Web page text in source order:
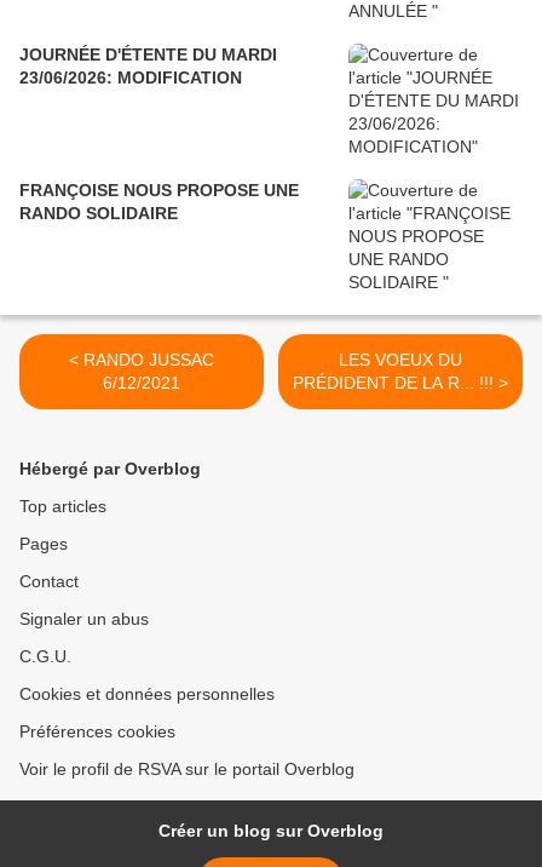
JOURNÉE D'ÉTENTE DU MARDI
23/06/2026: MODIFICATION
FRANÇOISE NOUS PROPOSE UNE
RANDO SOLIDAIRE
< RANDO JUSSAC
6/12/2021
LES VOEUX DU
PRÉDIDENT DE LA R... !!! >
Hébergé par Overblog
Top articles
Pages
Contact
Signaler un abus
C.G.U.
Cookies et données personnelles
Préférences cookies
Voir le profil de RSVA sur le portail Overblog
Créer un blog sur Overblog